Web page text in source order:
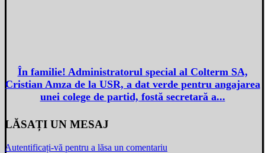
În familie! Administratorul special al Colterm SA,
Cristian Amza de la USR, a dat verde pentru angajarea
unei colege de partid, fostă secretară a...
LĂSAȚI UN MESAJ
Autentificați-vă pentru a lăsa un comentariu